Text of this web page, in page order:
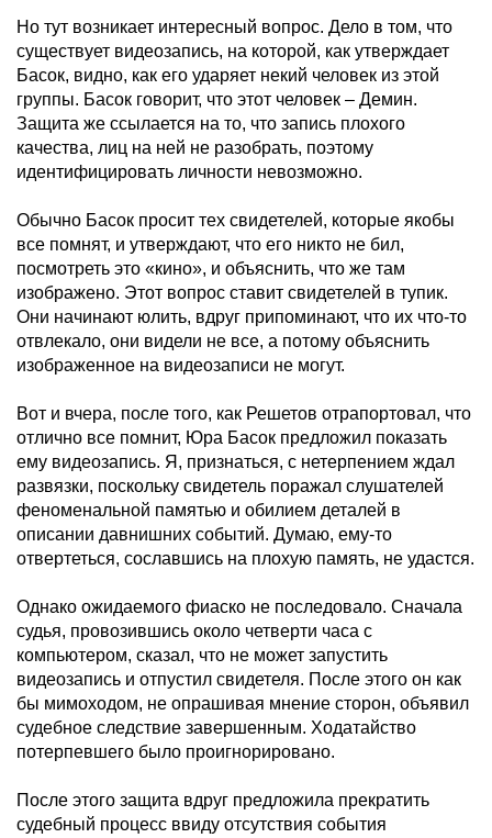
Но тут возникает интересный вопрос. Дело в том, что
существует видеозапись, на которой, как утверждает
Басок, видно, как его ударяет некий человек из этой
группы. Басок говорит, что этот человек – Демин.
Защита же ссылается на то, что запись плохого
качества, лиц на ней не разобрать, поэтому
идентифицировать личности невозможно.
Обычно Басок просит тех свидетелей, которые якобы
все помнят, и утверждают, что его никто не бил,
посмотреть это «кино», и объяснить, что же там
изображено. Этот вопрос ставит свидетелей в тупик.
Они начинают юлить, вдруг припоминают, что их что-то
отвлекало, они видели не все, а потому объяснить
изображенное на видеозаписи не могут.
Вот и вчера, после того, как Решетов отрапортовал, что
отлично все помнит, Юра Басок предложил показать
ему видеозапись. Я, признаться, с нетерпением ждал
развязки, поскольку свидетель поражал слушателей
феноменальной памятью и обилием деталей в
описании давнишних событий. Думаю, ему-то
отвертеться, сославшись на плохую память, не удастся.
Однако ожидаемого фиаско не последовало. Сначала
судья, провозившись около четверти часа с
компьютером, сказал, что не может запустить
видеозапись и отпустил свидетеля. После этого он как
бы мимоходом, не опрашивая мнение сторон, объявил
судебное следствие завершенным. Ходатайство
потерпевшего было проигнорировано.
После этого защита вдруг предложила прекратить
судебный процесс ввиду отсутствия события